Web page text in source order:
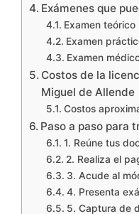
Exámenes que
Examen teórico
Examen
Examen
Costos de la
Miguel de Allende
Costos
Paso a paso para
1. Reúne tus
2. Realiza el
3. Acude al
4. Presenta
5. Captura de